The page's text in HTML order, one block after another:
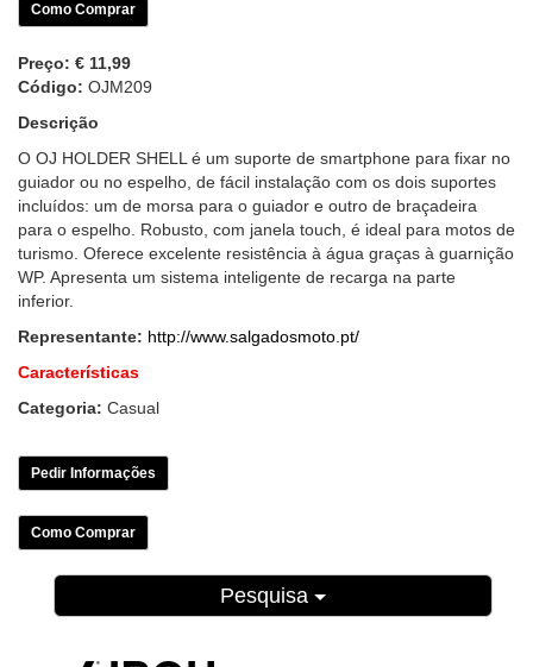
Como Comprar
Preço: € 11,99
Código: OJM209
Descrição
O OJ HOLDER SHELL é um suporte de smartphone para fixar no
guiador ou no espelho, de fácil instalação com os dois suportes
incluídos: um de morsa para o guiador e outro de braçadeira
para o espelho. Robusto, com janela touch, é ideal para motos de
turismo. Oferece excelente resistência à água graças à guarnição
WP. Apresenta um sistema inteligente de recarga na parte
inferior.
Representante: http://www.salgadosmoto.pt/
Características
Categoria: Casual
Pedir Informações
Como Comprar
Pesquisa